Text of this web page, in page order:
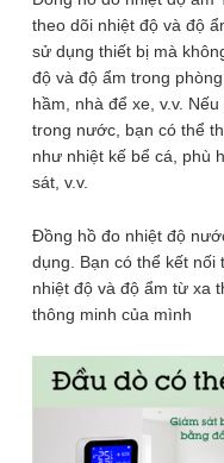
theo dõi nhiệt độ và độ
sử dụng thiết bị mà
độ và độ ẩm trong
hầm, nhà để xe, v.v.
trong nước, bạn có thể
như nhiệt kế bể cá, phù
sát, v.v.
Đồng hồ đo nhiệt độ
dụng. Bạn có thể kết nối
nhiệt độ và độ ẩm từ xa
thông minh của mình
nhiệt
ẩm
RM
điều
khiển
nhà
số
lượng
6 tháng
Thông số kỹ
Wifi Tuya
nhiệt độ độ
Ứng dụng
Wifi
l 1 b/
lượng
182g